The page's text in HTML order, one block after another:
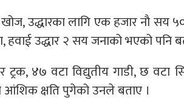
उद्धारका लागि एक हजार नाै सय
उद्धार २ सय जनाको भएको पनि
ट्रक, ४७ वटा विद्युतीय गाडी, छ
आंशिक क्षति पुगेको उनले बताए ।